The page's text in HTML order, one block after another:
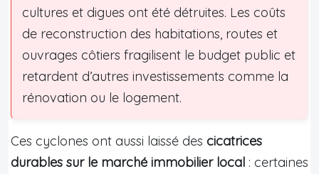
cultures et digues ont été détruites. Les coûts
de reconstruction des habitations, routes et
ouvrages côtiers fragilisent le budget public et
retardent d’autres investissements comme la
rénovation ou le logement.
Ces cyclones ont aussi laissé des cicatrices
durables sur le marché immobilier local : certaines